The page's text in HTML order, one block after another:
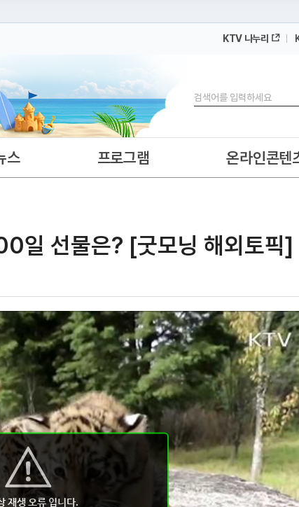
에서 도메인 주소를 확인해 보세요
KTV 나누리
검색
스 프로그램 온라인콘텐
일 선물은? [굿모닝 해외토픽]